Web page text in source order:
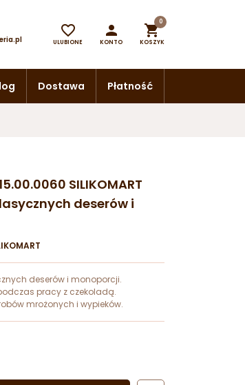

ULUBIONE

KONTO

0
KOSZYK
Dostawa Płatność
SILIKOMART
deserów i
deserów i monoporcji.
pracy z czekoladą.
mrożonych i wypieków.